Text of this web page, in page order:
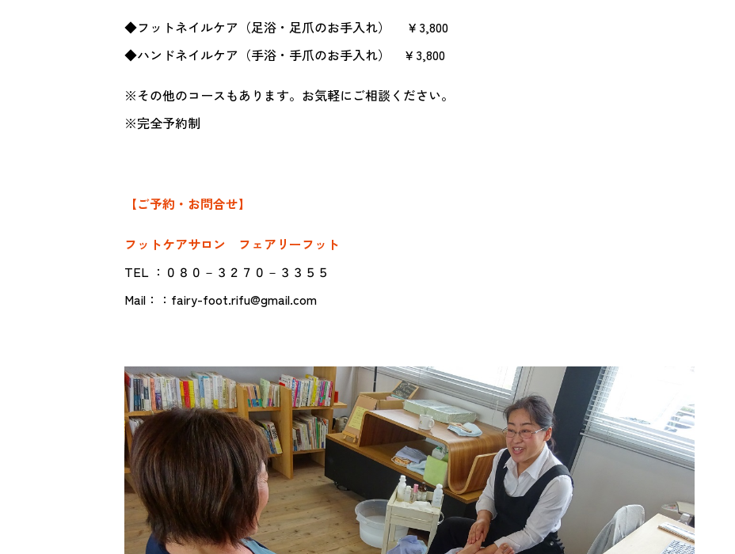
◆フットネイルケア（足浴・足爪のお手入れ） ￥3,800
◆ハンドネイルケア（手浴・手爪のお手入れ） ￥3,800
※その他のコースもあります。お気軽にご相談ください。
※完全予約制
【ご予約・お問合せ】
フットケアサロン フェアリーフット
TEL ：０８０－３２７０－３３５５
Mail：：fairy-foot.rifu@gmail.com